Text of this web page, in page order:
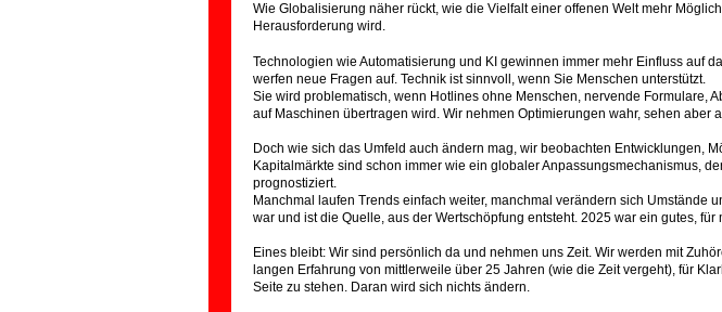
Wie Globalisierung näher rückt, wie die Vielfalt einer offenen Welt mehr
Herausforderung wird.
Technologien wie Automatisierung und KI gewinnen immer mehr Einfluss auf
werfen neue Fragen auf. Technik ist sinnvoll, wenn Sie Menschen unterstützt.
Sie wird problematisch, wenn Hotlines ohne Menschen, nervende Formulare,
auf Maschinen übertragen wird. Wir nehmen Optimierungen wahr, sehen
Doch wie sich das Umfeld auch ändern mag, wir beobachten Entwicklungen,
Kapitalmärkte sind schon immer wie ein globaler Anpassungsmechanismus,
prognostiziert.
Manchmal laufen Trends einfach weiter, manchmal verändern sich Umstände
war und ist die Quelle, aus der Wertschöpfung entsteht. 2025 war ein gutes,
Eines bleibt: Wir sind persönlich da und nehmen uns Zeit. Wir werden mit
langen Erfahrung von mittlerweile über 25 Jahren (wie die Zeit vergeht), für
Seite zu stehen. Daran wird sich nichts ändern.